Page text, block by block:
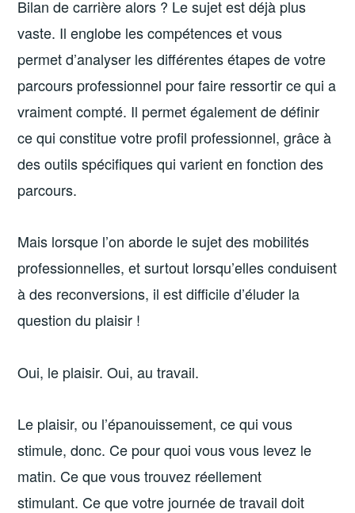
Bilan de carrière alors ? Le sujet est déjà plus
vaste. Il englobe les compétences et vous
permet d’analyser les différentes étapes de votre
parcours professionnel pour faire ressortir ce qui a
vraiment compté. Il permet également de définir
ce qui constitue votre profil professionnel, grâce à
des outils spécifiques qui varient en fonction des
parcours.
Mais lorsque l’on aborde le sujet des mobilités
professionnelles, et surtout lorsqu’elles conduisent
à des reconversions, il est difficile d’éluder la
question du plaisir !
Oui, le plaisir. Oui, au travail.
Le plaisir, ou l’épanouissement, ce qui vous
stimule, donc. Ce pour quoi vous vous levez le
matin. Ce que vous trouvez réellement
stimulant. Ce que votre journée de travail doit